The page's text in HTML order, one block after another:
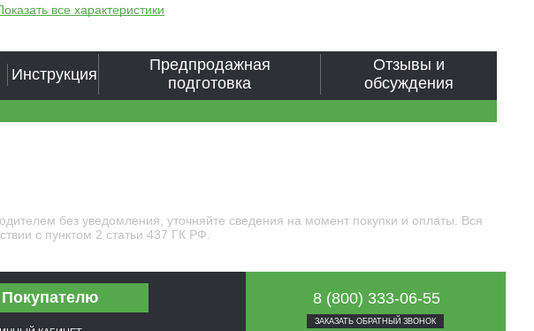
все характеристики
Инструкция
Предпродажная
подготовка
Отзывы и
обсуждения
без уведомления, уточняйте сведения на момент покупки и оплаты. Вся
с пунктом 2 статьи 437 ГК РФ.
Покупателю 8 (800) 333-06-55
ЗАКАЗАТЬ ОБРАТНЫЙ ЗВОНОК